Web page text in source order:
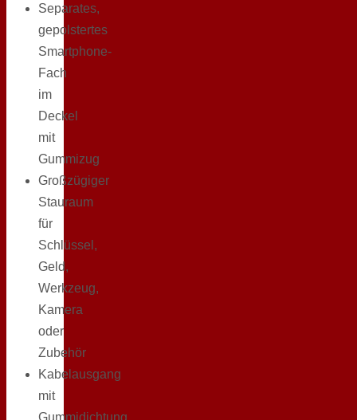
Separates,
gepolstertes
Smartphone-
Fach
im
Deckel
mit
Gummizug
Großzügiger
Stauraum
für
Schlüssel,
Geld,
Werkzeug,
Kamera
oder
Zubehör
Kabelausgang
mit
Gummidichtung